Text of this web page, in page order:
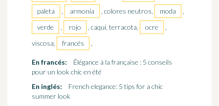
paleta
, armonía , colores neutros, moda
,
verde
, rojo , caqui, terracota, ocre
,
viscosa,
francés ,
En francés:
Élégance à la française : 5 conseils
pour un look chic en été
En inglés:
French elegance: 5 tips for a chic
summer look